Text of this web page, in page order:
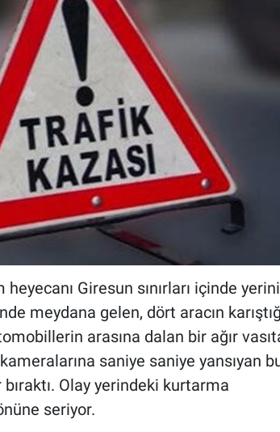
Giresun sınırları içinde yerini
meydana gelen, dört aracın
arasına dalan bir ağır
saniye saniye yansıyan
Olay yerindeki kurtarma
seriyor.